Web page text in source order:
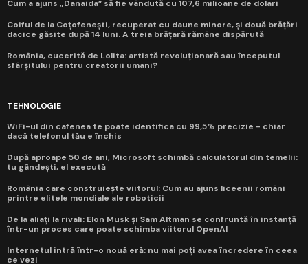
Cum a ajuns „Danaida” să fie vândută cu 107,6 milioane de dolari
Coiful de la Coțofenești, recuperat cu daune minore, și două brățări
dacice găsite după 14 luni. A treia brățară rămâne dispărută
România, cucerită de Lolita: artistă revoluționară sau începutul
sfârșitului pentru creatorii umani?
TEHNOLOGIE
WiFi-ul din cafenea te poate identifica cu 99,5% precizie - chiar
dacă telefonul tău e închis
După aproape 50 de ani, Microsoft schimbă calculatorul din temelii:
tu gândești, el execută
România care construiește viitorul: Cum au ajuns liceenii români
printre elitele mondiale ale roboticii
De la aliați la rivali: Elon Musk și Sam Altman se confruntă în instanță
într-un proces care poate schimba viitorul OpenAI
Internetul intră într-o nouă eră: nu mai poți avea încredere în ceea
ce vezi